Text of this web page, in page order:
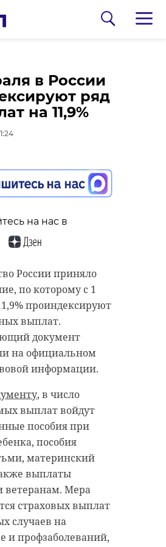
в России
ряд
на 11,9%
на нас в
России приняло
по которому с 1
проиндексируют
выплат.
документ
на официальном
информации.
, в число
выплат войдут
пособия при
пособия
материнский
выплаты
ветеранам. Мера
страховых выплат
случаев на
и профзаболеваний,
Ленобласти
икру
для
в реку
на нас в
молодь для
Волхов.
обвинил
в избиении
на нас в
больницы
жестокости
Накануне
поступил
головы.
оказался солист
микрофон"